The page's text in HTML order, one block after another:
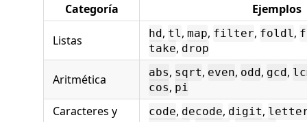
Categoría Ejemplos
Listas hd , tl, map, filter, foldl,
take, drop
Aritmética abs, sqrt, even, odd , gcd ,
cos, pi
Caracteres y
code, decode, digit,